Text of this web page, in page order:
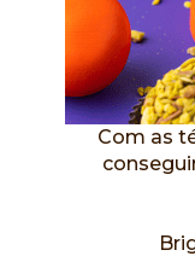
Com as